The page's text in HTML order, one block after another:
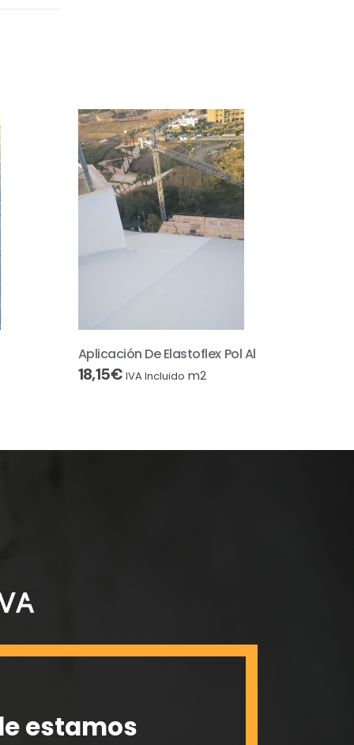
Aplicación De Elastoflex Pol Al
18,15€ IVA Incluido m2
estamos